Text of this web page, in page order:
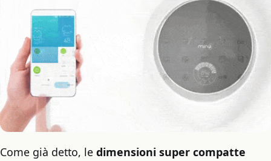
Come già detto, le dimensioni super compatte